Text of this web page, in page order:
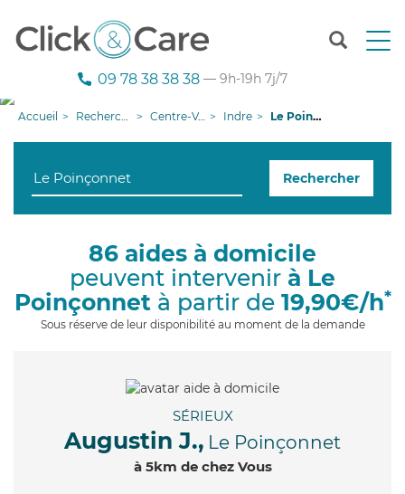
T
n
g
o
n
09 78 38 38 38 — 9h-19h 7j/7
Accueil Recherche aide à domicile Centre-Val de Loire Indre Le Poinçonnet
Rechercher
86 aides à domicile
peuvent intervenir à Le
Poinçonnetà partir de 19,90€/h*
Sous réserve de leur disponibilité au moment de la demande
SÉRIEUX
Augustin J., Le Poinçonnet
à 5km de chez Vous